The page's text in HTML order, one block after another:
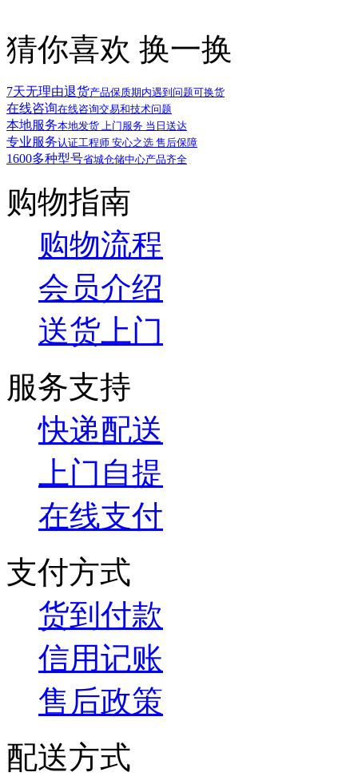
猜你喜欢 换一换
7天无理由退货产品保质期内遇到问题可换货
在线咨询在线咨询交易和技术问题
本地服务本地发货 上门服务 当日送达
专业服务认证工程师 安心之选 售后保障
1600多种型号省城仓储中心产品齐全
购物指南
购物流程
会员介绍
送货上门
服务支持
快递配送
上门自提
在线支付
支付方式
货到付款
信用记账
售后政策
配送方式